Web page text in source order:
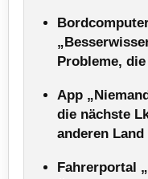
Probleme,
App
die nächste
anderen Land
Fahrerportal